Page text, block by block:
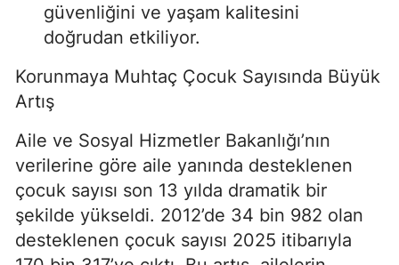
güvenliğini ve yaşam kalitesini
doğrudan etkiliyor.
Korunmaya Muhtaç Çocuk Sayısında Büyük
Artış
Aile ve Sosyal Hizmetler Bakanlığı’nın
verilerine göre aile yanında desteklenen
çocuk sayısı son 13 yılda dramatik bir
şekilde yükseldi. 2012’de 34 bin 982 olan
desteklenen çocuk sayısı 2025 itibarıyla